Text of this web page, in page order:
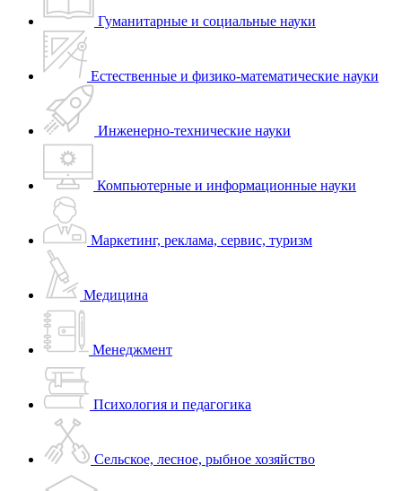
Гуманитарные и социальные науки
Естественные и физико-математические науки
Инженерно-технические науки
Компьютерные и информационные науки
Маркетинг, реклама, сервис, туризм
Медицина
Менеджмент
Психология и педагогика
Сельское, лесное, рыбное хозяйство